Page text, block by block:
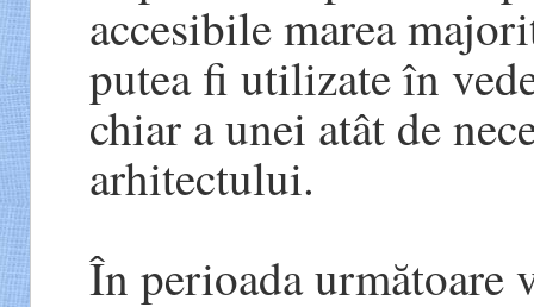
accesibile marea
putea fi utilizate în
chiar a unei atât de
arhitectului.
În perioada următoare